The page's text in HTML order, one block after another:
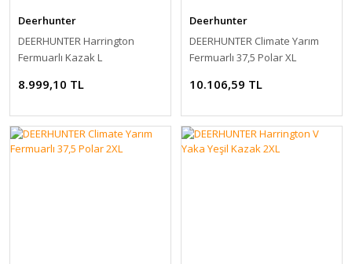
Deerhunter
DEERHUNTER Harrington
Fermuarlı Kazak L
8.999,10 TL
Deerhunter
DEERHUNTER Climate Yarım
Fermuarlı 37,5 Polar XL
10.106,59 TL